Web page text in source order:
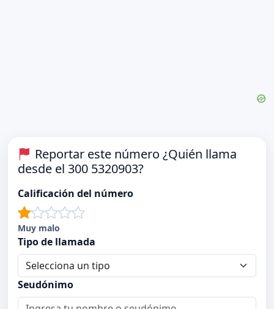
Reportar este número ¿Quién llama
desde el 300 5320903?
Calificación del número
Muy malo
Tipo de llamada
Seudónimo